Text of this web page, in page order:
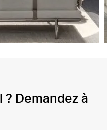
? Demandez à